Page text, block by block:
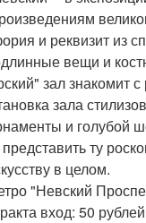
и реквизит из
вещи и
зал знакомит
зала
и голубой
ту
в целом.
"Невский
вход: 50